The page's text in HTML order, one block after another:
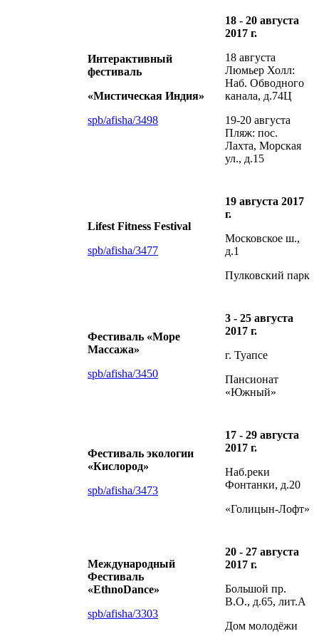
Интерактивный
фестиваль
«Мистическая Индия»
spb/afisha/3498
18 - 20 августа
2017 г.
18 августа
Люмьер Холл:
Наб. Обводного
канала, д.74Ц
19-20 августа
Пляж: пос.
Лахта, Морская
ул., д.15
Lifest Fitness Festival
spb/afisha/3477
19 августа 2017
г.
Московское ш.,
д.1
Пулковский парк
Фестиваль «Море
Массажа»
spb/afisha/3450
3 - 25 августа
2017 г.
г. Туапсе
Пансионат
«Южный»
Фестиваль экологии
«Кислород»
spb/afisha/3473
17 - 29 августа
2017 г.
Наб.реки
Фонтанки, д.20
«Голицын-Лофт»
Международный
Фестиваль
«EthnoDance»
spb/afisha/3303
20 - 27 августа
2017 г.
Большой пр.
В.О., д.65, лит.А
Дом молодёжи